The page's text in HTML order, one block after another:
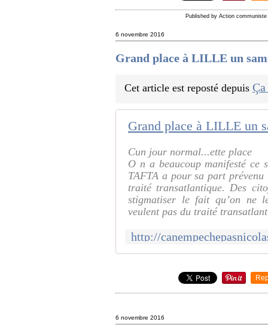
Published by Action communiste
6 novembre 2016
Grand place à LILLE un
Cet article est reposté depuis
Grand place à LILLE un
Cun jour normal...ette place
O n a beaucoup manifesté
TAFTA a pour sa part
traité transatlantique. Des
stigmatiser le fait qu’on ne
veulent pas du traité
6 novembre 2016